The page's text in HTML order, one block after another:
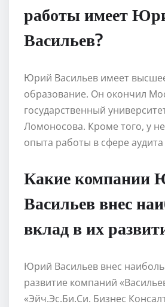
работы имеет
Васильев?
Юрий Васильев имеет
образование. Он окончил
государственный
Ломоносова. Кроме того, у
опыта работы в сфере аудита
Какие компании
Васильев внес
вклад в их
Юрий Васильев внес
развитие компаний
«Эйч.Эс.Би.Си. Бизнес